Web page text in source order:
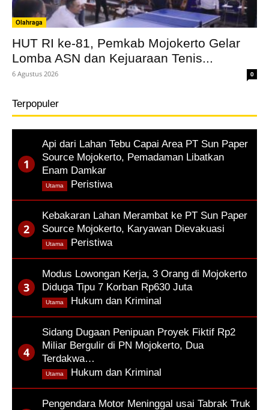
Olahraga
HUT RI ke-81, Pemkab Mojokerto Gelar
Lomba ASN dan Kejuaraan Tenis...
6 Agustus 2026 0
Terpopuler
Api dari Lahan Tebu Capai Area PT Sun Paper
Source Mojokerto, Pemadaman Libatkan
Enam Damkar
Peristiwa
Utama
Kebakaran Lahan Merambat ke PT Sun Paper
Source Mojokerto, Karyawan Dievakuasi
Peristiwa
Utama
Modus Lowongan Kerja, 3 Orang di Mojokerto
Diduga Tipu 7 Korban Rp630 Juta
Hukum dan Kriminal
Utama
Sidang Dugaan Penipuan Proyek Fiktif Rp2
Miliar Bergulir di PN Mojokerto, Dua
Terdakwa…
Hukum dan Kriminal
Utama
Pengendara Motor Meninggal usai Tabrak Truk